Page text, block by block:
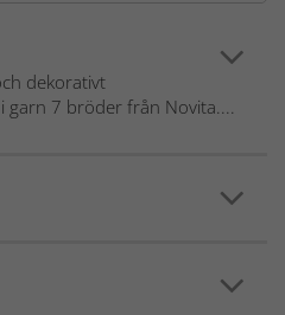
dekorativt
garn 7 bröder från Novita....